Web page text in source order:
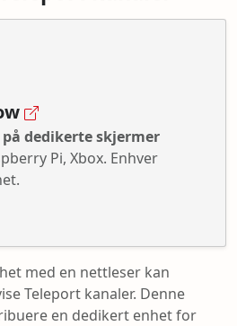
på dedikerte skjermer
Pi, Xbox. Enhver
med en nettleser kan
Teleport kanaler. Denne
en dedikert enhet for